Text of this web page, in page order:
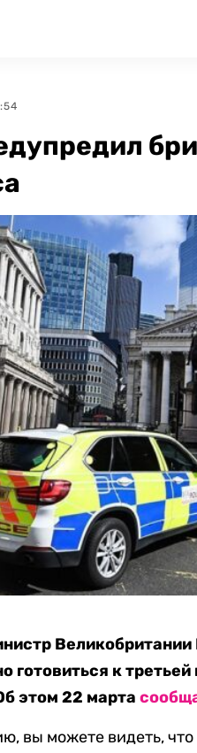
готовиться к
этом 22 марта
вы можете видеть,